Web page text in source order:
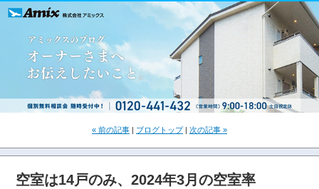
« 前の記事 ブログトップ| 次の記事 »
空室は14戸のみ、2024年3月の空室率